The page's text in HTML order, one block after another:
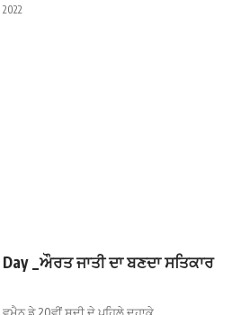
_ਔਰਤ ਜਾਤੀ ਦਾ ਬਣਦਾ ਸਤਿਕਾਰ
ਡੇ 20ਵੀਂ ਸਦੀ ਦੇ ਪਹਿਲੇ ਦਹਾਕੇ…